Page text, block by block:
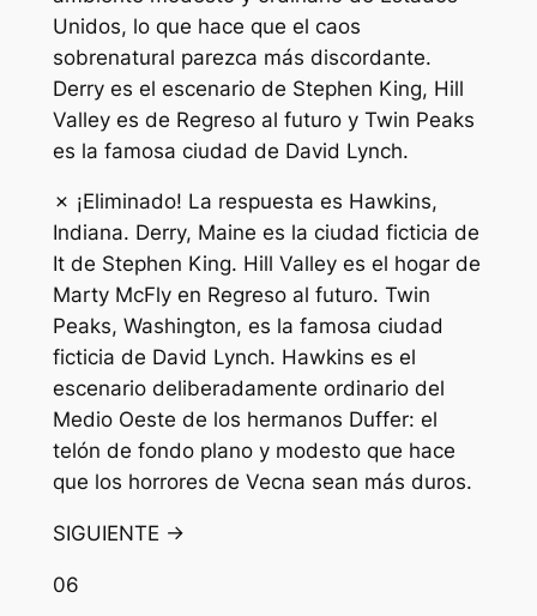
Unidos, lo que hace que el caos
sobrenatural parezca más discordante.
Derry es el escenario de Stephen King, Hill
Valley es de Regreso al futuro y Twin Peaks
es la famosa ciudad de David Lynch.
✗ ¡Eliminado! La respuesta es Hawkins,
Indiana. Derry, Maine es la ciudad ficticia de
It de Stephen King. Hill Valley es el hogar de
Marty McFly en Regreso al futuro. Twin
Peaks, Washington, es la famosa ciudad
ficticia de David Lynch. Hawkins es el
escenario deliberadamente ordinario del
Medio Oeste de los hermanos Duffer: el
telón de fondo plano y modesto que hace
que los horrores de Vecna ​​sean más duros.
SIGUIENTE →
06